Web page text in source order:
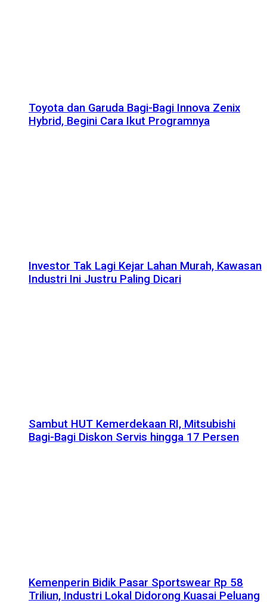
Toyota dan Garuda Bagi-Bagi Innova Zenix
Hybrid, Begini Cara Ikut Programnya
Investor Tak Lagi Kejar Lahan Murah, Kawasan
Industri Ini Justru Paling Dicari
Sambut HUT Kemerdekaan RI, Mitsubishi
Bagi-Bagi Diskon Servis hingga 17 Persen
Kemenperin Bidik Pasar Sportswear Rp 58
Triliun, Industri Lokal Didorong Kuasai Peluang